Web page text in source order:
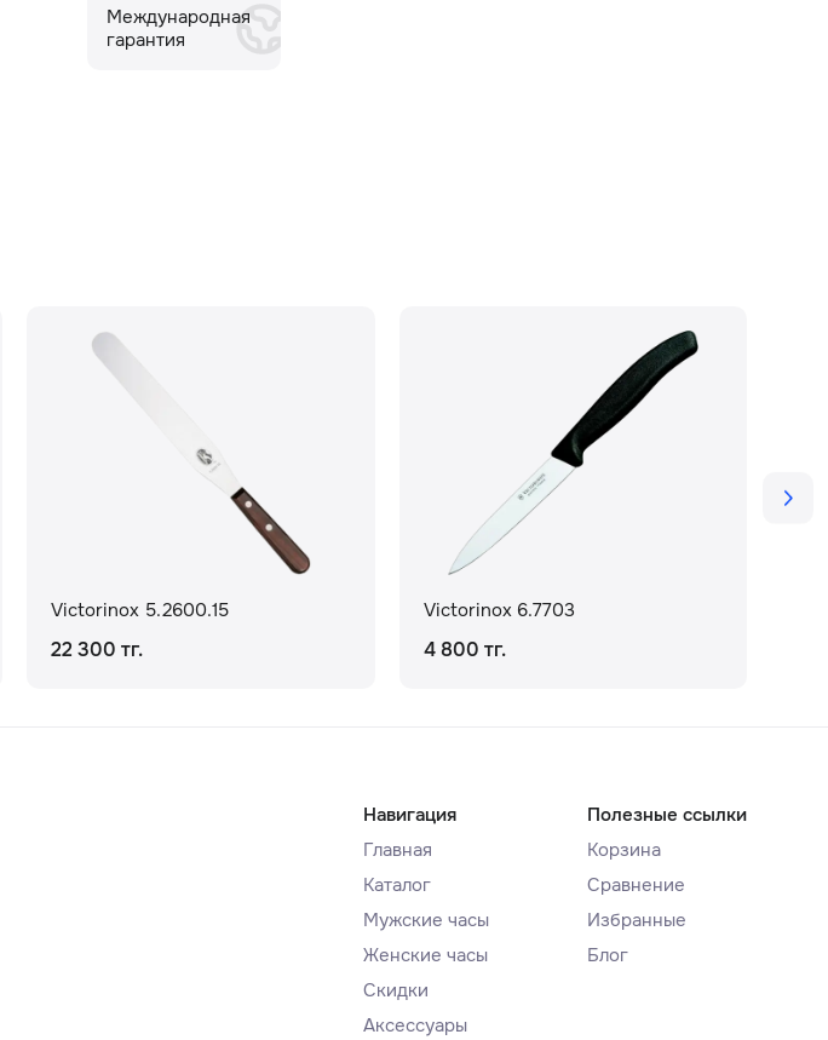
Международная
гарантия
Victorinox 5.2600.15
22 300 тг.
Victorinox 6.7703
4 800 тг.
Навигация
Главная
Каталог
Мужские часы
Женские часы
Скидки
Аксессуары
Полезные ссылки
Корзина
Сравнение
Избранные
Блог